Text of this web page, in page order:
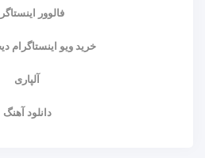
فالوور
خرید ویو اینستاگرام
آلپاری
دانلود آهنگ